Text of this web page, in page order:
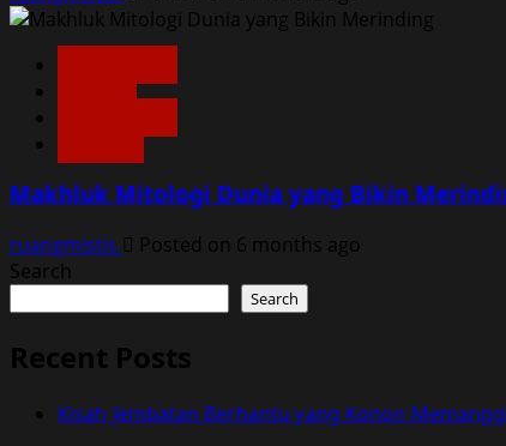
Makhluk Mitologi Dunia yang Bikin
ruangmistis
Posted on 6 months ago
Search
Search
Recent Posts
Kisah Jembatan Berhantu yang Konon